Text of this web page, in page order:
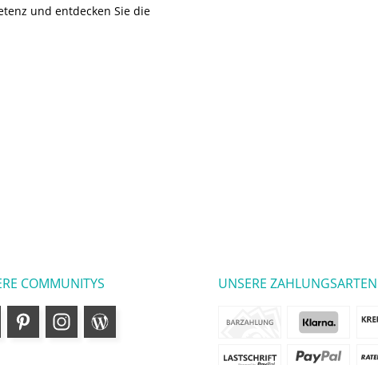
und entdecken Sie die
COMMUNITYS UNSERE ZAHLUNGSARTEN